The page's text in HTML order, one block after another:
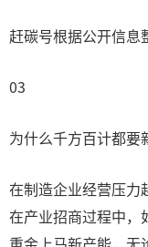
赶碳号根据公开信息
03
为什么千方百计都要
在制造企业经营压力
在产业招商过程中，